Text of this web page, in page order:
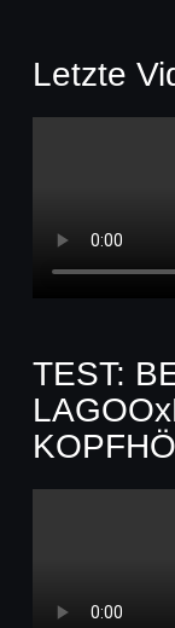
Letzte
TEST: